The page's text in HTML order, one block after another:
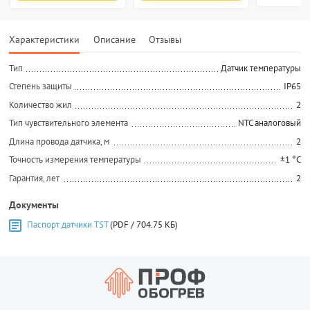
Характеристики Описание Отзывы
Тип
Датчик температуры
Степень защиты
IP65
Количество жил
2
Тип чувствительного элемента
NTC аналоговый
Длина провода датчика, м
2
Точность измерения температуры
±1 °C
Гарантия, лет
2
Документы
Паспорт датчики TST(PDF / 704.75 КБ)